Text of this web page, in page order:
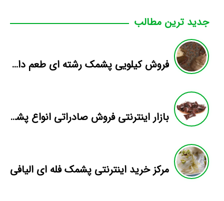
جدید ترین مطالب
فروش کیلویی پشمک رشته ای طعم دار میوه
بازار اینترنتی فروش صادراتی انواع پشمک الیافی/شکلاتی
مرکز خرید اینترنتی پشمک فله ای الیافی